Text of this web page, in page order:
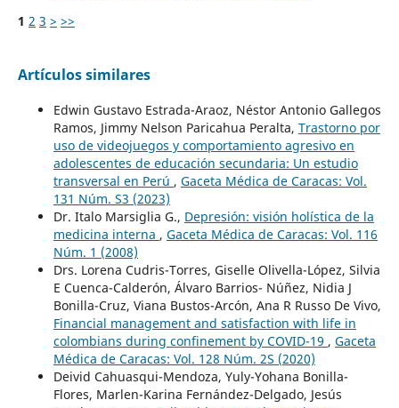
1 2 3 > >>
Artículos similares
Edwin Gustavo Estrada-Araoz, Néstor Antonio Gallegos
Ramos, Jimmy Nelson Paricahua Peralta, Trastorno por
uso de videojuegos y comportamiento agresivo en
adolescentes de educación secundaria: Un estudio
transversal en Perú , Gaceta Médica de Caracas: Vol.
131 Núm. S3 (2023)
Dr. Italo Marsiglia G., Depresión: visión holística de la
medicina interna , Gaceta Médica de Caracas: Vol. 116
Núm. 1 (2008)
Drs. Lorena Cudris-Torres, Giselle Olivella-López, Silvia
E Cuenca-Calderón, Álvaro Barrios- Núñez, Nidia J
Bonilla-Cruz, Viana Bustos-Arcón, Ana R Russo De Vivo,
Financial management and satisfaction with life in
colombians during confinement by COVID-19 , Gaceta
Médica de Caracas: Vol. 128 Núm. 2S (2020)
Deivid Cahuasqui-Mendoza, Yuly-Yohana Bonilla-
Flores, Marlen-Karina Fernández-Delgado, Jesús